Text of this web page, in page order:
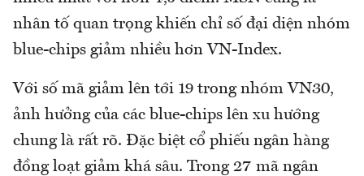
nhân tố quan trọng khiến chỉ số đại diện nhóm
blue-chips giảm nhiều hơn VN-Index.
Với số mã giảm lên tới 19 trong nhóm VN30,
ảnh hưởng của các blue-chips lên xu hướng
chung là rất rõ. Đặc biệt cổ phiếu ngân hàng
đồng loạt giảm khá sâu. Trong 27 mã ngân